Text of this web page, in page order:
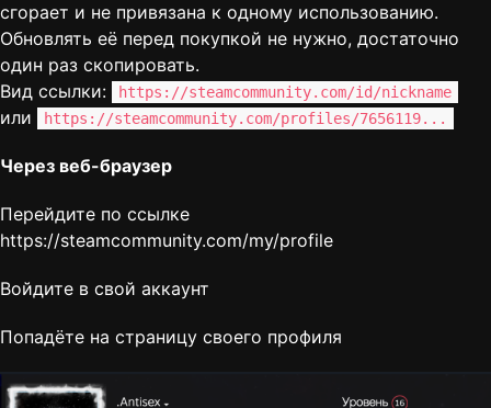
сгорает и не привязана к одному использованию.
Обновлять её перед покупкой не нужно, достаточно
один раз скопировать.
Вид ссылки:
https://steamcommunity.com/id/nickname
или https://steamcommunity.com/profiles/7656119...
Через веб-браузер
Перейдите по ссылке
https://steamcommunity.com/my/profile
Войдите в свой аккаунт
Попадёте на страницу своего профиля